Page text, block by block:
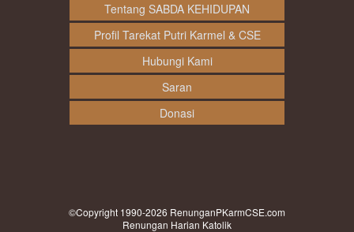
Tentang SABDA KEHIDUPAN
Profil Tarekat Putri Karmel & CSE
Hubungi Kami
Saran
Donasi
©Copyright 1990-2026 RenunganPKarmCSE.com
Renungan Harian Katolik